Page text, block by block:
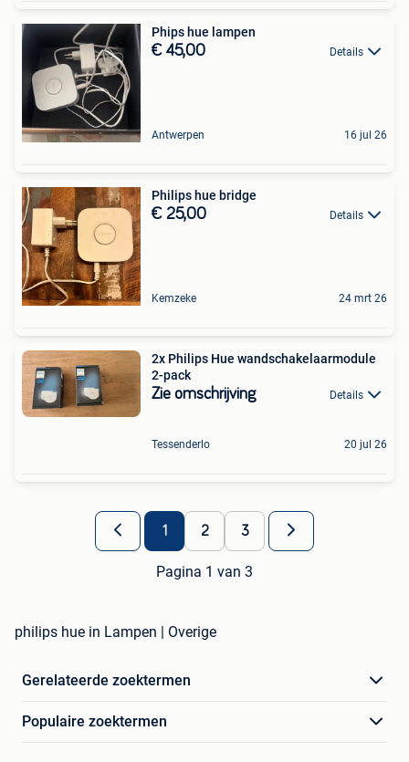
Phips hue lampen
€ 45,00 Details
Antwerpen 16 jul 26
Philips hue bridge
€ 25,00 Details
Kemzeke 24 mrt 26
2x Philips Hue wandschakelaarmodule
2-pack
Zie omschrijving Details
Tessenderlo 20 jul 26
1 2 3
Pagina 1 van 3
philips hue in Lampen | Overige
Gerelateerde zoektermen
Populaire zoektermen